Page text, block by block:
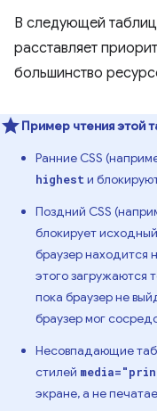
В следующей
расставляет
большинство
Пример чтения этой
Ранние CSS
highest и
Поздний CSS
блокирует
браузер находится
этого загружаются
пока браузер не
браузер мог
Несовпадающие
стилей
экране, а не